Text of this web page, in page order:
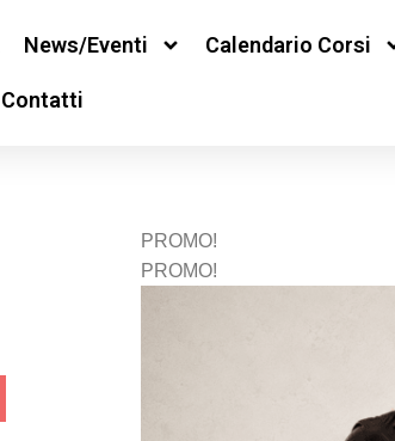
News/Eventi Calendario Corsi
Contatti
PROMO!
PROMO!